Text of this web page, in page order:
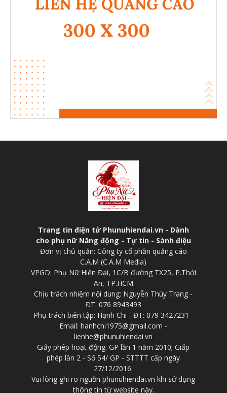
Trang tin điện tử Phunuhiendai.vn - Dành
cho phụ nữ Năng động - Tự tin - Sành điệu
Đơn vị chủ quản: Công ty cổ phần quảng cáo
C.A.M (C.A.M Media)
VPGD: Phụ Nữ Hiện Đại, 1C/B đường TX25, P.Thới
An, TP.HCM
Chịu trách nhiệm nội dung: Nguyễn Thùy Trang -
ĐT: 076 8943493
Phụ trách biên tập: Hạnh Chi - ĐT: 079 3427231 -
Email: hanhchi1975@gmail.com -
lienhe@phunuhiendai.vn
Giấy phép hoạt động: GP lần 1 năm 2010; Giấp
phép lần 2 - Số 54/ GP - STTTT cấp ngày
27/12/2016.
Vui lòng ghi rõ nguồn phunuhiendai.vn khi sử dụng
thông tin từ website này.